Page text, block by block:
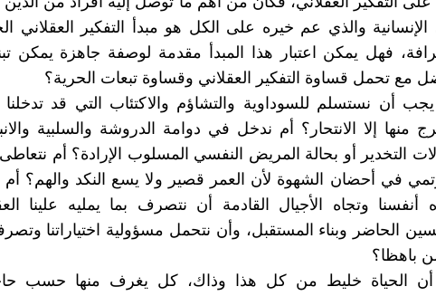
والذي عم خيره على الكل هو مبدأ التفكير العقلاني
فهل يمكن اعتبار هذا المبدأ مقدمة لوصفة جاهزة يمكن
مع تحمل قساوة التفكير العقلاني وقساوة تبعات الحرية؟
يجب أن نستسلم للسوداوية والتشاؤم والاكتئاب التي قد
منها إلا الانتحار؟ أم ندخل في دوامة الدروشة والسلبية
التخدير أو بحالة المريض النفسي المسلوب الإرادة؟ أم نتعاطى
في أحضان الشهوة لأن العمر قصير ولا يسع النكد والهم؟ أم
أنفسنا وتجاه الأجيال القادمة أن نتصرف بما يمليه علينا
الحاضر وبناء المستقبل، وأن نتحمل مسؤولية اختياراتنا
باهظا؟
أن الحياة خليط من كل هذا وذاك، كل يغرف منها حسب